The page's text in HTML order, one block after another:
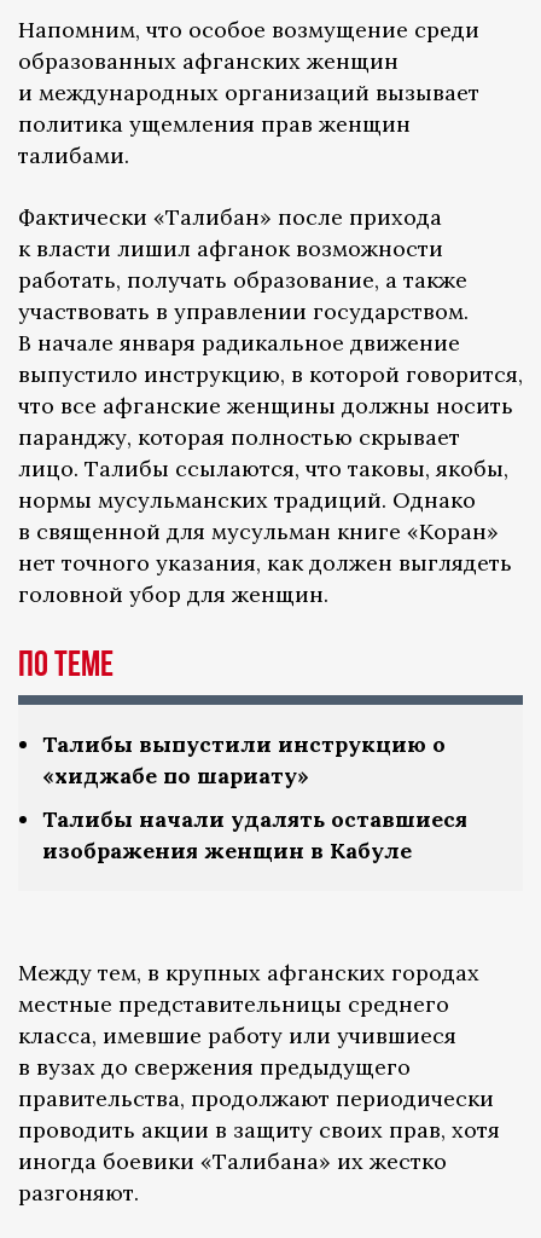
Напомним, что особое возмущение среди
образованных афганских женщин
и международных организаций вызывает
политика ущемления прав женщин
талибами.
Фактически «Талибан» после прихода
к власти лишил афганок возможности
работать, получать образование, а также
участвовать в управлении государством.
В начале января радикальное движение
выпустило инструкцию, в которой говорится,
что все афганские женщины должны носить
паранджу, которая полностью скрывает
лицо. Талибы ссылаются, что таковы, якобы,
нормы мусульманских традиций. Однако
в священной для мусульман книге «Коран»
нет точного указания, как должен выглядеть
головной убор для женщин.
По теме
Талибы выпустили инструкцию о
«хиджабе по шариату»
Талибы начали удалять оставшиеся
изображения женщин в Кабуле
Между тем, в крупных афганских городах
местные представительницы среднего
класса, имевшие работу или учившиеся
в вузах до свержения предыдущего
правительства, продолжают периодически
проводить акции в защиту своих прав, хотя
иногда боевики «Талибана» их жестко
разгоняют.